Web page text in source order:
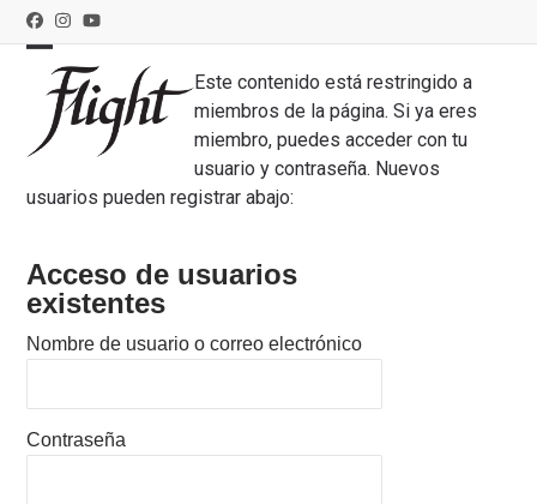
Skip
to
content
Facebook
Instagram
YouTube
Open
mobile
menu
Close
mobile
menu
Este contenido está restringido a
miembros de la página. Si ya eres
miembro, puedes acceder con tu
usuario y contraseña. Nuevos
usuarios pueden registrar abajo:
Acceso de usuarios
existentes
Nombre de usuario o correo electrónico
Contraseña